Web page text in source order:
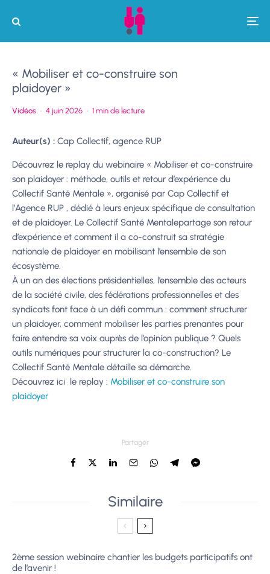
« Mobiliser et co-construire son
plaidoyer »
Vidéos · 4 juin 2026 · 1 min de lecture
Auteur(s) : Cap Collectif, agence RUP
Découvrez le replay du webinaire « Mobiliser et co-construire
son plaidoyer : méthode, outils et retour d’expérience du
Collectif Santé Mentale », organisé par Cap Collectif et
l’Agence RUP , dédié à leurs enjeux spécifique de consultation
et de plaidoyer. Le Collectif Santé Mentalepartage son retour
d’expérience et comment il a co-construit sa stratégie
nationale de plaidoyer en mobilisant l’ensemble de son
écosystème.
À un an des élections présidentielles, l’ensemble des acteurs
de la société civile, des fédérations professionnelles et des
syndicats font face à un défi commun : comment structurer
un plaidoyer, comment mobiliser les parties prenantes pour
faire entendre sa voix auprès de l’opinion publique ? Quels
outils numériques pour structurer la co-construction? Le
Collectif Santé Mentale détaille sa démarche.
Découvrez ici le replay : Mobiliser et co-construire son
plaidoyer
Partager
Similaire
2ème session webinaire chantier les budgets participatifs ont
de l’avenir !